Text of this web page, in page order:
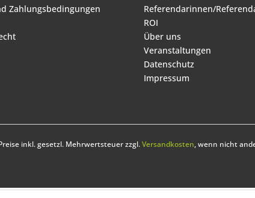
Zahlungsbedingungen
Referendarinnen/
ROI
Über uns
Veranstaltungen
Datenschutz
Impressum
inkl. gesetzl. Mehrwertsteuer zzgl.Versandkosten, wenn nicht